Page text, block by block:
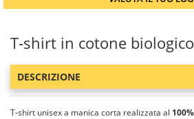
T-shirt in cotone biologico
DESCRIZIONE
T-shirt unisex a manica corta realizzata al